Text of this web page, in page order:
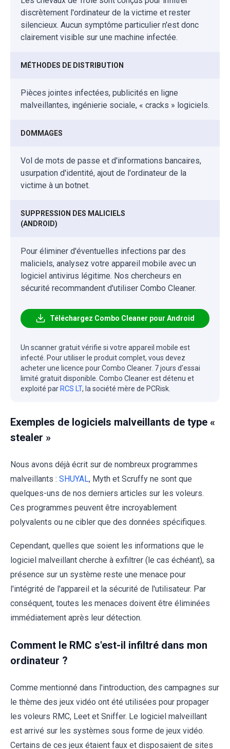
discrètement l'ordinateur de la victime et rester
silencieux. Aucun symptôme particulier n'est donc
clairement visible sur une machine infectée.
MÉTHODES DE DISTRIBUTION
Pièces jointes infectées, publicités en ligne
malveillantes, ingénierie sociale, « cracks » logiciels.
DOMMAGES
Vol de mots de passe et d'informations bancaires,
usurpation d'identité, ajout de l'ordinateur de la
victime à un botnet.
SUPPRESSION DES MALICIELS
(ANDROID)
Pour éliminer d'éventuelles infections par des
maliciels, analysez votre appareil mobile avec un
logiciel antivirus légitime. Nos chercheurs en
sécurité recommandent d'utiliser Combo Cleaner.
Téléchargez Combo Cleaner pour Android
Un scanner gratuit vérifie si votre appareil mobile est
infecté. Pour utiliser le produit complet, vous devez
acheter une licence pour Combo Cleaner. 7 jours d’essai
limité gratuit disponible. Combo Cleaner est détenu et
exploité parRCS LT, la société mère de PCRisk.
Exemples de logiciels malveillants de type «
stealer »
Nous avons déjà écrit sur de nombreux programmes
malveillants : SHUYAL, Myth et Scruffy ne sont que
quelques-uns de nos derniers articles sur les voleurs.
Ces programmes peuvent être incroyablement
polyvalents ou ne cibler que des données spécifiques.
Cependant, quelles que soient les informations que le
logiciel malveillant cherche à exfiltrer (le cas échéant), sa
présence sur un système reste une menace pour
l'intégrité de l'appareil et la sécurité de l'utilisateur. Par
conséquent, toutes les menaces doivent être éliminées
immédiatement après leur détection.
Comment le RMC s'est-il infiltré dans mon
ordinateur ?
Comme mentionné dans l'introduction, des campagnes sur
le thème des jeux vidéo ont été utilisées pour propager
les voleurs RMC, Leet et Sniffer. Le logiciel malveillant
est arrivé sur les systèmes sous forme de jeux vidéo.
Certains de ces jeux étaient faux et disposaient de sites